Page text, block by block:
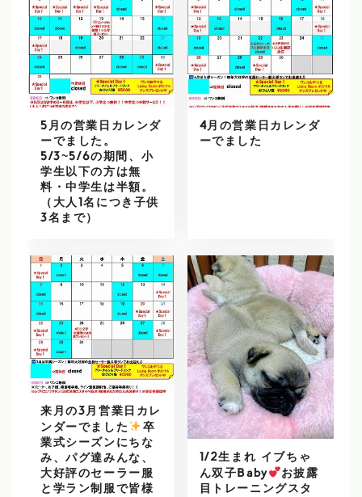
5月の営業日カレンダ
ーでました。
5/3~5/6の期間、小
学生以下の方は無
料・中学生は半額。
（大人1名につき子供
3名まで）
4月の営業日カレンダ
ーでました
来月の3月営業日カレ
ンダーでました
卒
業式シーズンにちな
み、パグ達みんな、
大好評のセーラー服
と学ラン制服で皆様
1/2生まれ イブちゃ
ん双子Baby
お披露
目トレーニングスタ